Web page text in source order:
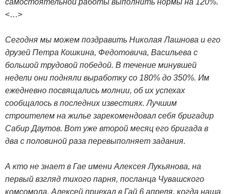
самостоятельной работы выполнить нормы на 120%.
<…>
Сегодня мы можем поздравить Николая Лашнова и его
друзей Петра Кошкина, Федотовича, Васильева с
большой трудовой победой. В течение минувшей
недели они подняли выработку со 180% до 350%. Им
ежедневно посвящались молнии, об их успехах
сообщалось в последних известиях. Лучшим
строителем на жилье зарекомендовал себя бригадир
Сабир Даутов. Вот уже второй месяц его бригада в
два с половиной раза перевыполняет задания.
А кто не знает в Гае имени Алексея Лукьянова, на
первый взгляд тихого парня, посланца Чувашского
комсомола. Алексей приехал в Гай 6 апреля, когда наша